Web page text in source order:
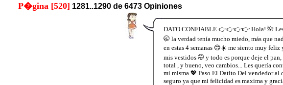
P�gina [520] 1281..1290 de 6473 Opiniones
DATO CONFIABLE 👉👉👉👉 Hola! 🌺 Les
🤭 la verdad tenía mucho miedo, más que
en estas 4 semanas 😊☀️ me siento muy
mis vestidos 🤭 y todo es porque deje el
total , y bueno, veo cambios... Les quería
mi misma 💖 Paso El Datito Del vendedor al
seguro ya que mi felicidad es maxima y